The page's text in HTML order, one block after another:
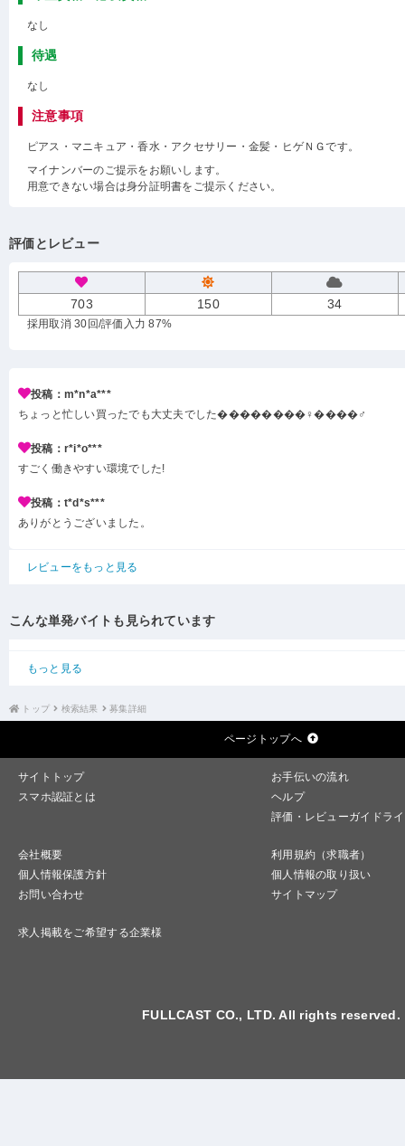
なし
待遇
なし
注意事項
ピアス・マニキュア・香水・アクセサリー・金髪・ヒゲＮＧです。
マイナンバーのご提示をお願いします。
用意できない場合は身分証明書をご提示ください。
評価とレビュー
703 150 34
採用取消 30回/評価入力 87%
投稿：m*n*a***
ちょっと忙しい買ったでも大丈夫でした��������‍♀️����‍♂️
投稿：r*i*o***
すごく働きやすい環境でした!
投稿：t*d*s***
ありがとうございました。
レビューをもっと見る
こんな単発バイトも見られています
もっと見る
トップ 検索結果 募集詳細
ページトップへ
サイトトップ
お手伝いの流れ
スマホ認証とは
ヘルプ
評価・レビューガイドラ
会社概要
利用規約（求職者）
個人情報保護方針
個人情報の取り扱い
お問い合わせ
サイトマップ
求人掲載をご希望する企業様
FULLCAST CO., LTD. All rights reserved.